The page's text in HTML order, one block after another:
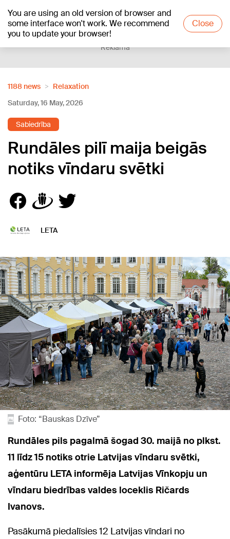
You are using an old version of browser and
some interface won't work. We recommend
you to update your browser!
Close
+20°C
Reklāma
1188 news
Relaxation
Saturday, 16 May, 2026
Sabiedrība
Rundāles pilī maija beigās
notiks vīndaru svētki
LETA
Foto: “Bauskas Dzīve”
Rundāles pils pagalmā šogad 30. maijā no plkst.
11 līdz 15 notiks otrie Latvijas vīndaru svētki,
aģentūru LETA informēja Latvijas Vīnkopju un
vīndaru biedrības valdes loceklis Ričards
Ivanovs.
Pasākumā piedalīsies 12 Latvijas vīndari no